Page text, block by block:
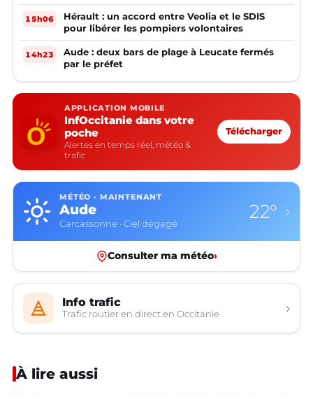
15h06
Hérault : un accord entre Veolia et le SDIS
pour libérer les pompiers volontaires
14h23
Aude : deux bars de plage à Leucate fermés
par le préfet
APPLICATION MOBILE
InfOccitanie dans votre
poche
Alertes en temps réel, météo &
trafic
Télécharger
MÉTÉO · MAINTENANT
Aude
Carcassonne · Ciel dégagé
22° ›
Consulter ma météo›
Info trafic
Trafic routier en direct en Occitanie ›
À lire aussi